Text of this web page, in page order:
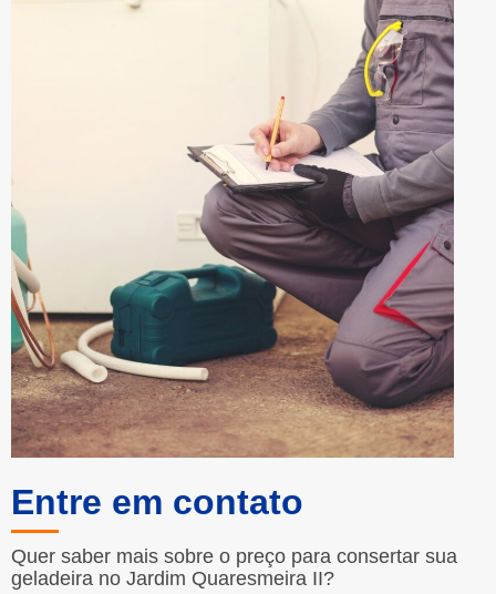
Entre em contato
Quer saber mais sobre o preço para consertar sua
geladeira no Jardim Quaresmeira II?